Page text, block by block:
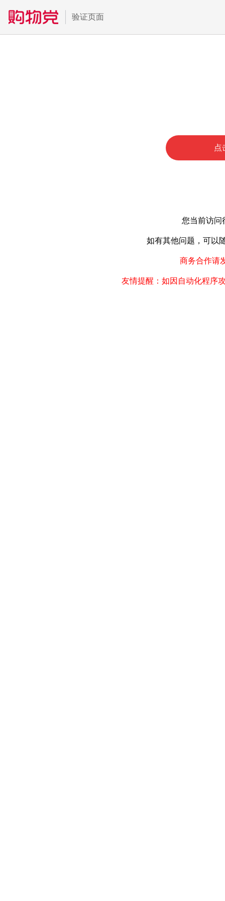
验证页面
点
您当前访问
如有其他问题，可以
商务合作请
友情提醒：如因自动化程序